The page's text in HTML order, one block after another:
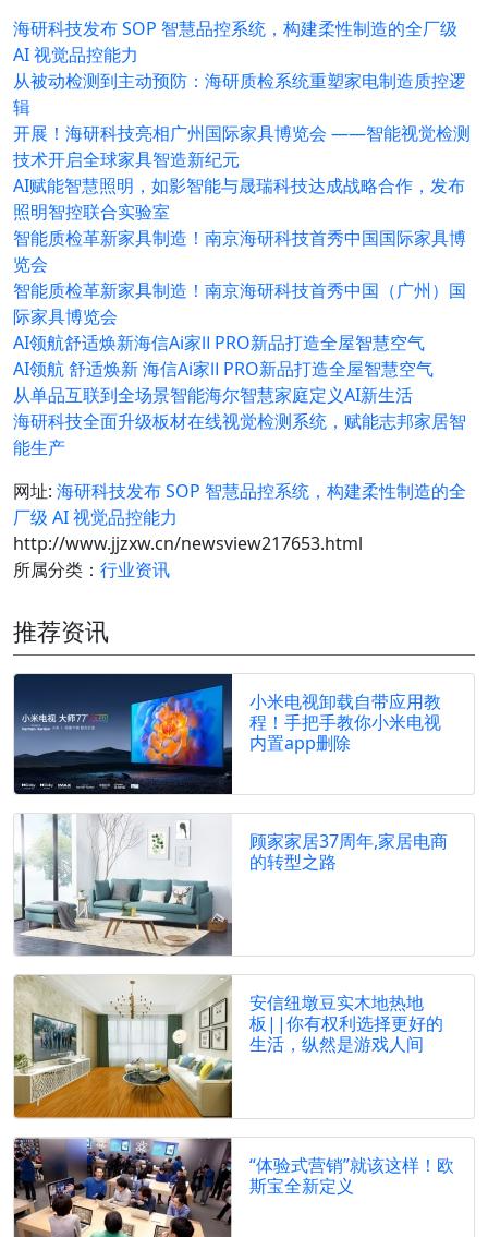
海研科技发布 SOP 智慧品控系统，构建柔性制造的全厂级
AI 视觉品控能力
从被动检测到主动预防：海研质检系统重塑家电制造质控逻
辑
开展！海研科技亮相广州国际家具博览会 ——智能视觉检测
技术开启全球家具智造新纪元
AI赋能智慧照明，如影智能与晟瑞科技达成战略合作，发布
照明智控联合实验室
智能质检革新家具制造！南京海研科技首秀中国国际家具博
览会
智能质检革新家具制造！南京海研科技首秀中国（广州）国
际家具博览会
AI领航舒适焕新海信Ai家Ⅱ PRO新品打造全屋智慧空气
AI领航 舒适焕新 海信Ai家Ⅱ PRO新品打造全屋智慧空气
从单品互联到全场景智能海尔智慧家庭定义AI新生活
海研科技全面升级板材在线视觉检测系统，赋能志邦家居智
能生产
网址: 海研科技发布 SOP 智慧品控系统，构建柔性制造的全
厂级 AI 视觉品控能力
http://www.jjzxw.cn/newsview217653.html
所属分类： 行业资讯
推荐资讯
小米电视卸载自带应用教
程！手把手教你小米电视
内置app删除
顾家家居37周年,家居电商
的转型之路
安信纽墩豆实木地热地
板||你有权利选择更好的
生活，纵然是游戏人间
“体验式营销”就该这样！欧
斯宝全新定义